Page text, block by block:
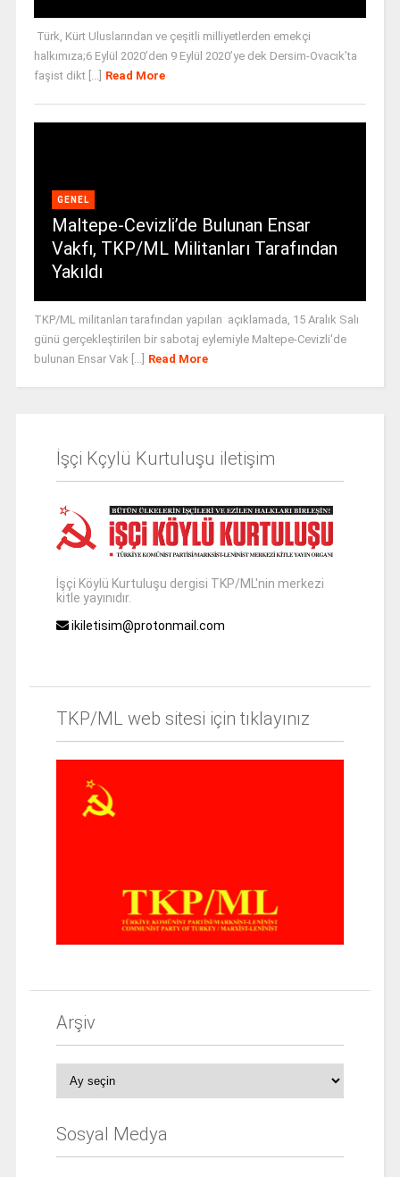
Türk, Kürt Uluslarından ve çeşitli milliyetlerden emekçi
halkımıza;6 Eylül 2020’den 9 Eylül 2020’ye dek Dersim-Ovacık’ta
faşist dikt [...]
Read More
GENEL
Maltepe-Cevizli’de Bulunan Ensar
Vakfı, TKP/ML Militanları Tarafından
Yakıldı
TKP/ML militanları tarafından yapılan açıklamada, 15 Aralık Salı
günü gerçekleştirilen bir sabotaj eylemiyle Maltepe-Cevizli'de
bulunan Ensar Vak [...]
Read More
İşçi Kçylü Kurtuluşu iletişim
İşçi Köylü Kurtuluşu dergisi TKP/ML'nin merkezi
kitle yayınıdır.
ikiletisim@protonmail.com
TKP/ML web sitesi için tıklayınız
Arşiv
Sosyal Medya